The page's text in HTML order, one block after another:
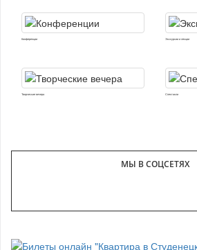
Конференции Экскурсии и лекции
Творческие вечера Спектакли
МЫ В СОЦСЕТЯХ